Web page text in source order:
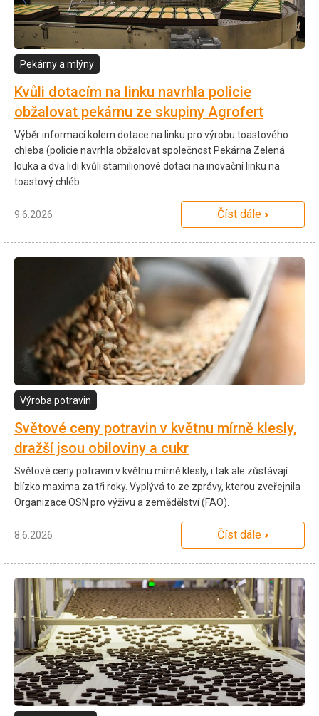
Pekárny a mlýny
Kvůli dotacím na linku navrhla policie
obžalovat pekárnu ze skupiny Agrofert
Výběr informací kolem dotace na linku pro výrobu toastového
chleba (policie navrhla obžalovat společnost Pekárna Zelená
louka a dva lidi kvůli stamilionové dotaci na inovační linku na
toastový chléb.
9.6.2026 Číst dále
Výroba potravin
Světové ceny potravin v květnu mírně klesly,
dražší jsou obiloviny a cukr
Světové ceny potravin v květnu mírně klesly, i tak ale zůstávají
blízko maxima za tři roky. Vyplývá to ze zprávy, kterou zveřejnila
Organizace OSN pro výživu a zemědělství (FAO).
8.6.2026 Číst dále